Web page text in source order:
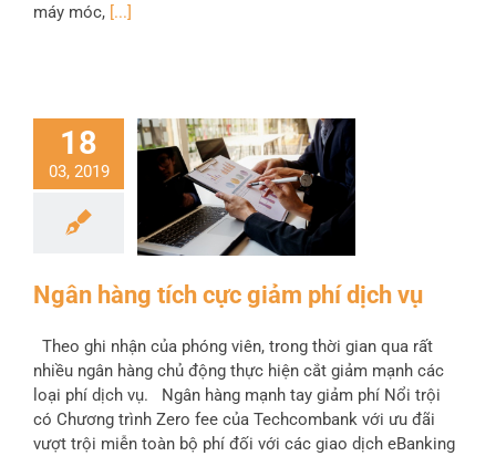
máy móc, [...]
18
03, 2019
Ngân hàng tích cực giảm phí dịch vụ
Theo ghi nhận của phóng viên, trong thời gian qua rất
nhiều ngân hàng chủ động thực hiện cắt giảm mạnh các
loại phí dịch vụ. Ngân hàng mạnh tay giảm phí Nổi trội
có Chương trình Zero fee của Techcombank với ưu đãi
vượt trội miễn toàn bộ phí đối với các giao dịch eBanking